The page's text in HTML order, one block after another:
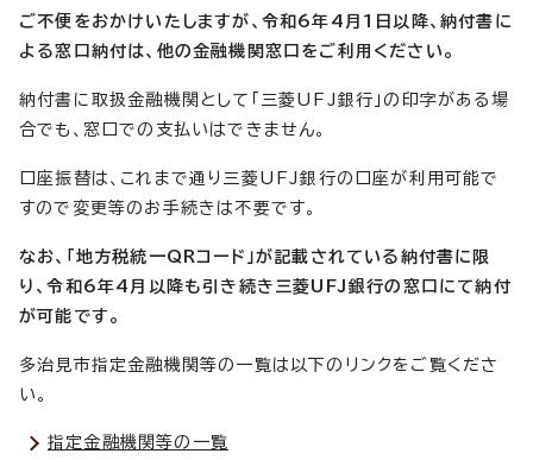
ご不便をおかけいたしますが、令和6年4月1日以降、納付書に
よる窓口納付は、他の金融機関窓口をご利用ください。
納付書に取扱金融機関として「三菱UFJ銀行」の印字がある場
合でも、窓口での支払いはできません。
口座振替は、これまで通り三菱UFJ銀行の口座が利用可能で
すので変更等のお手続きは不要です。
なお、「地方税統一QRコード」が記載されている納付書に限
り、令和6年4月以降も引き続き三菱UFJ銀行の窓口にて納付
が可能です。
多治見市指定金融機関等の一覧は以下のリンクをご覧くださ
い。
指定金融機関等の一覧